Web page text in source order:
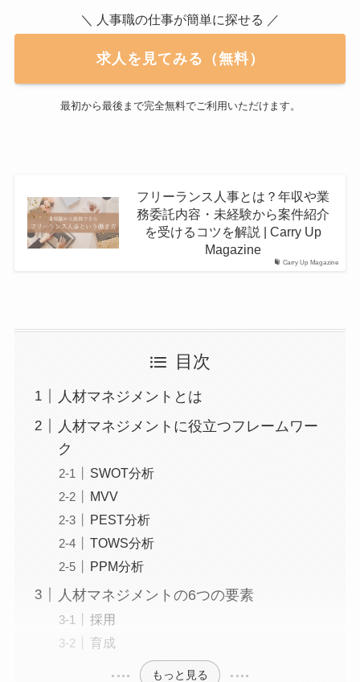
＼ 人事職の仕事が簡単に探せる ／
求人を見てみる（無料）
最初から最後まで完全無料でご利用いただけます。
Carry Up Magazine
フリーランス人事とは？年収や業
務委託内容・未経験から案件紹介
を受けるコツを解説 | Carry Up
Magazine
目次
人材マネジメントとは
人材マネジメントに役立つフレームワー
ク
SWOT分析
MVV
PEST分析
TOWS分析
PPM分析
人材マネジメントの6つの要素
採用
育成
もっと見る